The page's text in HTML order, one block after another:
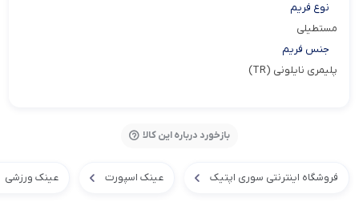
نوع فریم
مستطیلی
جنس فریم
پلیمری نایلونی (TR)
بازخورد درباره این کالا
فروشگاه اینترنتی سوری اپتیک عینک اسپورت عینک ورزشی